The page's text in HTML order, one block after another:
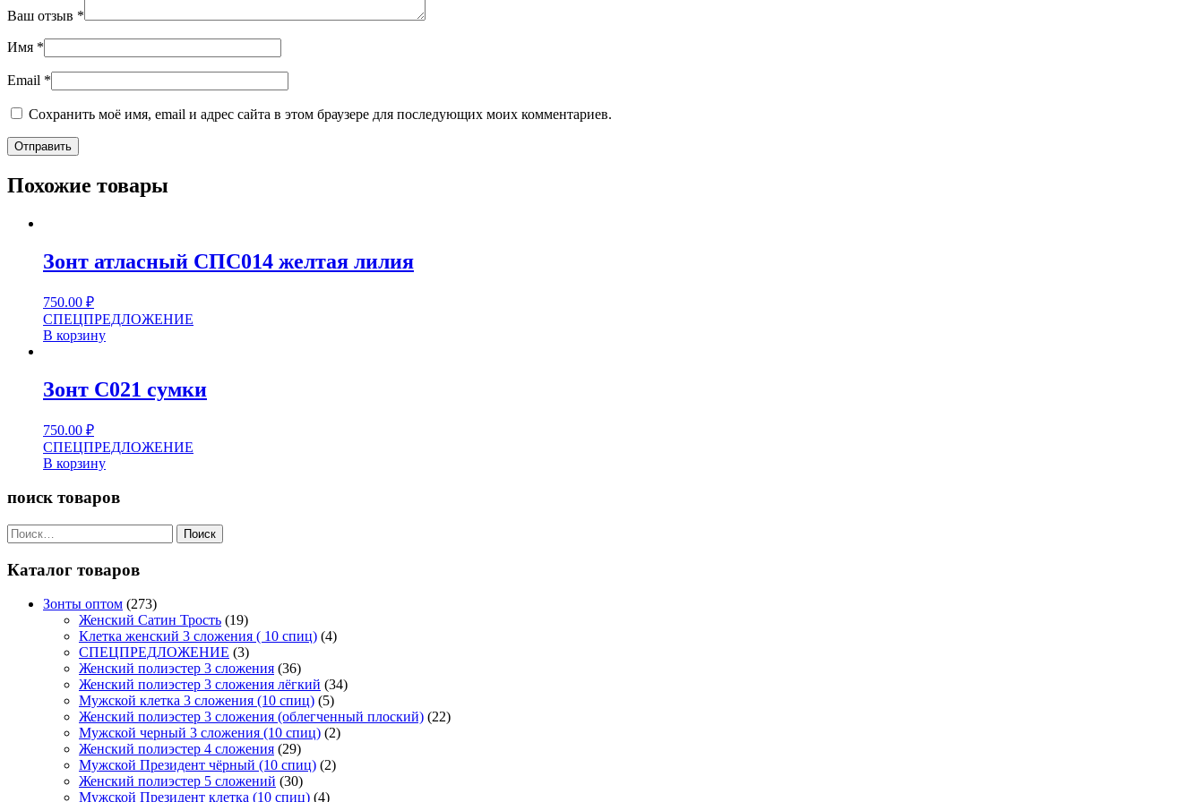
Ваш отзыв *
Имя *
Email *
Сохранить моё имя, email и адрес сайта в этом браузере для последующих моих комментариев.
Похожие товары
Зонт атласный СПС014 желтая лилия
750.00 ₽
СПЕЦПРЕДЛОЖЕНИЕ
В корзину
Зонт C021 сумки
750.00 ₽
СПЕЦПРЕДЛОЖЕНИЕ
В корзину
поиск товаров
Найти:
Каталог товаров
Зонты оптом (273)
Женский Сатин Трость (19)
Клетка женский 3 сложения ( 10 спиц) (4)
СПЕЦПРЕДЛОЖЕНИЕ (3)
Женский полиэстер 3 сложения (36)
Женский полиэстер 3 сложения лёгкий (34)
Мужской клетка 3 сложения (10 спиц) (5)
Женский полиэстер 3 сложения (облегченный плоский) (22)
Мужской черный 3 сложения (10 спиц) (2)
Женский полиэстер 4 сложения (29)
Мужской Президент чёрный (10 спиц) (2)
Женский полиэстер 5 сложений (30)
Мужской Президент клетка (10 спиц) (4)